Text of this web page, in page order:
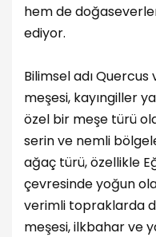
hem de
ediyor.
Bilimsel adı
meşesi, kayıngiller
özel bir meşe türü
serin ve nemli
ağaç türü, özellikle
çevresinde yoğun
verimli topraklarda
meşesi, ilkbahar ve